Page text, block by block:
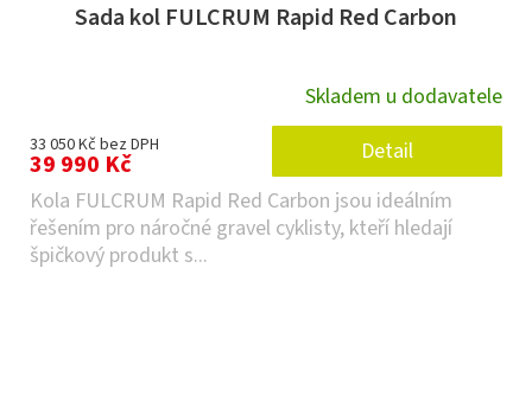
Sada kol FULCRUM Rapid Red Carbon
Skladem u dodavatele
33 050 Kč bez DPH
39 990 Kč
Detail
Kola FULCRUM Rapid Red Carbon jsou ideálním
řešením pro náročné gravel cyklisty, kteří hledají
špičkový produkt s...